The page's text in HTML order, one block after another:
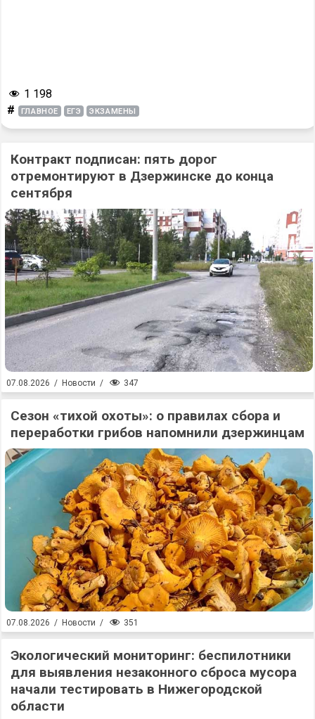
1 198
# ГЛАВНОЕ ЕГЭ ЭКЗАМЕНЫ
Контракт подписан: пять дорог
отремонтируют в Дзержинске до конца
сентября
07.08.2026 / Новости / 347
Сезон «тихой охоты»: о правилах сбора и
переработки грибов напомнили дзержинцам
07.08.2026 / Новости / 351
Экологический мониторинг: беспилотники
для выявления незаконного сброса мусора
начали тестировать в Нижегородской
области